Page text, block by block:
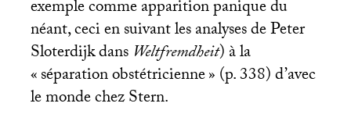
exemple comme apparition panique du
néant, ceci en suivant les analyses de Peter
Sloterdijk dans Weltfremdheit) à la
«séparation obstétricienne» (p. 338) d’avec
le monde chez Stern.